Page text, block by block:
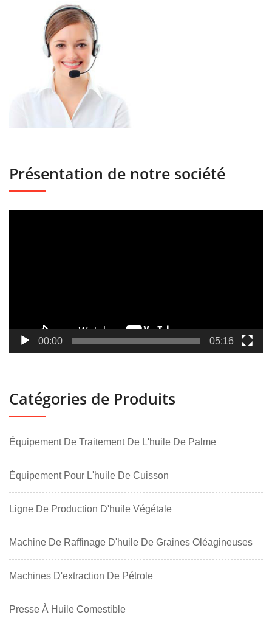
Présentation de notre société
00:00 05:16
Catégories de Produits
Équipement De Traitement De L'huile De Palme
Équipement Pour L'huile De Cuisson
Ligne De Production D'huile Végétale
Machine De Raffinage D'huile De Graines Oléagineuses
Machines D'extraction De Pétrole
Presse À Huile Comestible